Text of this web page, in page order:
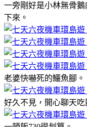
一旁剛好是小林無骨
下來。
老婆快嚇死的鱷魚腳。
好久不見，開心聊天吃